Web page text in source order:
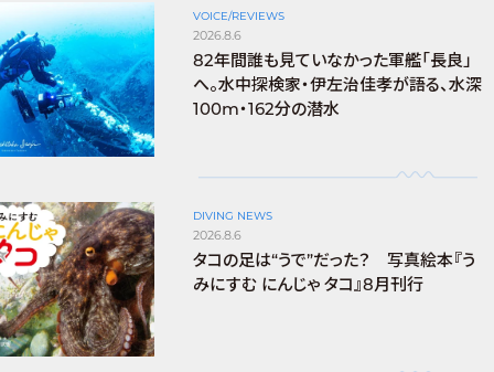
VOICE/REVIEWS
2026.8.6
82年間誰も見ていなかった軍艦「長良」
へ。水中探検家・伊左治佳孝が語る、水深
100m・162分の潜水
DIVING NEWS
2026.8.6
タコの足は“うで”だった？ 写真絵本『う
みにすむ にんじゃ タコ』8月刊行